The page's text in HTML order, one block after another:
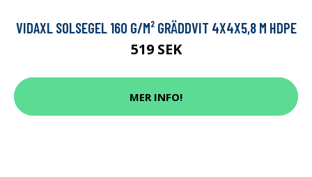
VIDAXL SOLSEGEL 160 G/M² GRÄDDVIT 4X4X5,8 M HDPE
519 SEK
MER INFO!